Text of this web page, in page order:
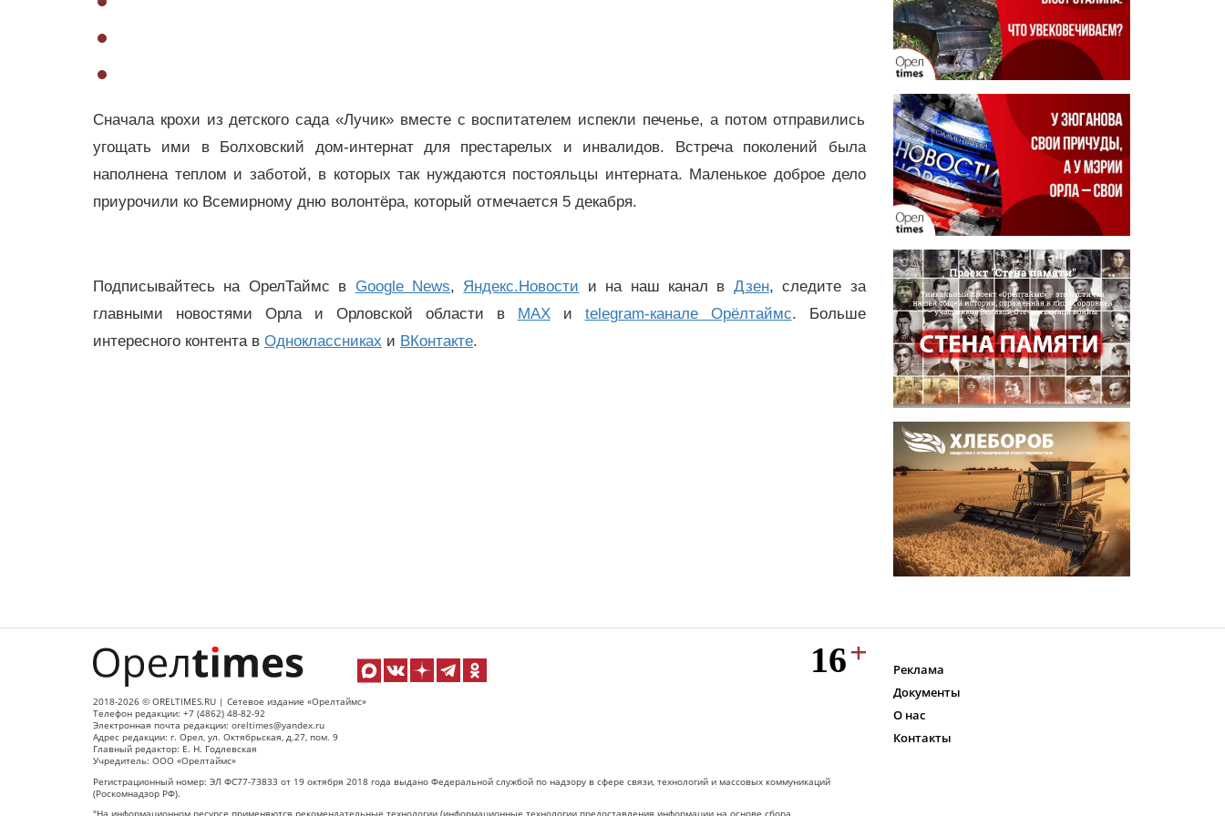
Сначала крохи из детского сада «Лучик» вместе с воспитателем испекли печенье, а потом отправились
угощать ими в Болховский дом-интернат для престарелых и инвалидов. Встреча поколений была
наполнена теплом и заботой, в которых так нуждаются постояльцы интерната. Маленькое доброе дело
приурочили ко Всемирному дню волонтёра, который отмечается 5 декабря.
Подписывайтесь на ОрелТаймс в Google News, Яндекс.Новости и на наш канал в Дзен, следите за
главными новостями Орла и Орловской области в
MAXи telegram-канале Орёлтаймс. Больше
интересного контента в Одноклассниках и ВКонтакте.
2018-2026 © ORELTIMES.RU | Сетевое издание «Орелтаймс»
Телефон редакции: +7 (4862) 48-82-92
Электронная почта редакции: oreltimes@yandex.ru
Адрес редакции: г. Орел, ул. Октябрьская, д.27, пом. 9
Главный редактор: Е. Н. Годлевская
Учредитель: ООО «Орелтаймс»
Регистрационный номер: ЭЛ ФС77-73833 от 19 октября 2018 года выдано Федеральной службой по надзору в сфере связи, технологий и массовых коммуникаций
(Роскомнадзор РФ).
Реклама
Документы
О нас
Контакты